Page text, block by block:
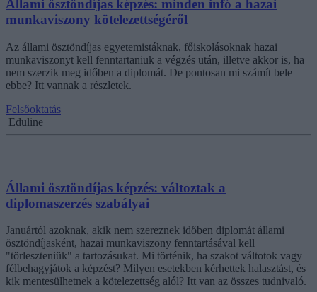
Állami ösztöndíjas képzés: minden infó a hazai
munkaviszony kötelezettségéről
Az állami ösztöndíjas egyetemistáknak, főiskolásoknak hazai
munkaviszonyt kell fenntartaniuk a végzés után, illetve akkor is, ha
nem szerzik meg időben a diplomát. De pontosan mi számít bele
ebbe? Itt vannak a részletek.
Felsőoktatás
Eduline
Állami ösztöndíjas képzés: változtak a
diplomaszerzés szabályai
Januártól azoknak, akik nem szereznek időben diplomát állami
ösztöndíjasként, hazai munkaviszony fenntartásával kell
"törleszteniük" a tartozásukat. Mi történik, ha szakot váltotok vagy
félbehagyjátok a képzést? Milyen esetekben kérhettek halasztást, és
kik mentesülhetnek a kötelezettség alól? Itt van az összes tudnivaló.